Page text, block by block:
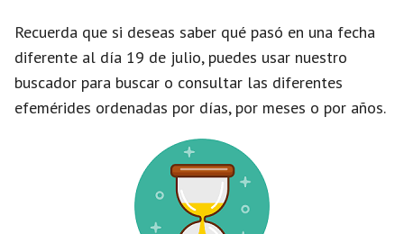
Recuerda que si deseas saber qué pasó en una fecha
diferente al día 19 de julio, puedes usar nuestro
buscador para buscar o consultar las diferentes
efemérides ordenadas por días, por meses o por años.